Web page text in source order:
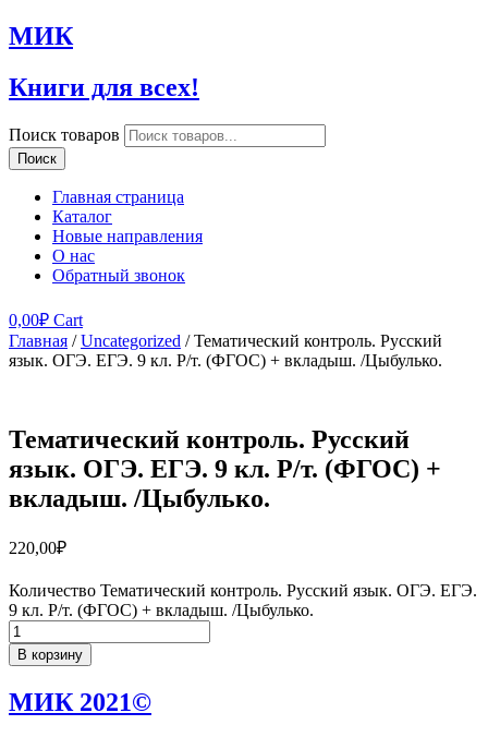
МИК
Книги для всех!
Поиск товаров
Поиск
Главная страница
Каталог
Новые направления
О нас
Обратный звонок
0,00₽ Cart
Главная /Uncategorized / Тематический контроль. Русский
язык. ОГЭ. ЕГЭ. 9 кл. Р/т. (ФГОС) + вкладыш. /Цыбулько.
Тематический контроль. Русский
язык. ОГЭ. ЕГЭ. 9 кл. Р/т. (ФГОС) +
вкладыш. /Цыбулько.
220,00₽
Количество Тематический контроль. Русский язык. ОГЭ. ЕГЭ.
9 кл. Р/т. (ФГОС) + вкладыш. /Цыбулько.
В корзину
МИК 2021©